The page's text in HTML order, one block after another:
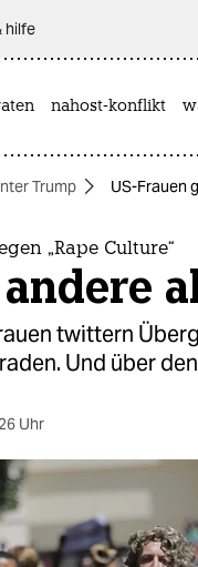
hilfe
nahost-konflikt
Trump US-Frauen
„Rape Culture“
twittern
Und über
Uhr